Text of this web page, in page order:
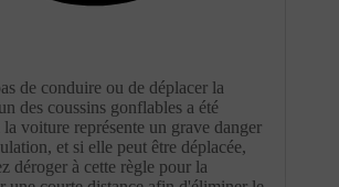
de conduire ou de déplacer la
des coussins gonflables a été
voiture représente un grave danger
et si elle peut être déplacée,
déroger à cette règle pour la